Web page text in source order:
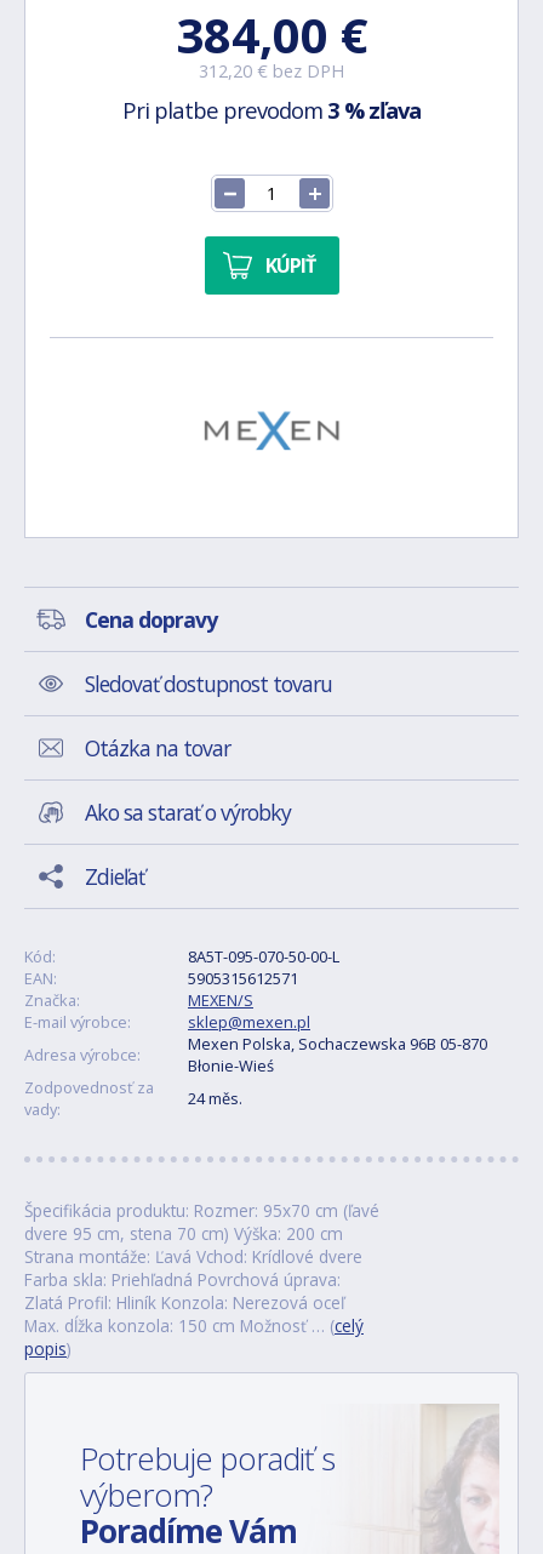
384,00 €
312,20 € bez DPH
Pri platbe prevodom 3 % zľava
KÚPIŤ
Cena dopravy
Sledovať dostupnost tovaru
Otázka na tovar
Ako sa starať o výrobky
Zdieľať
Kód:
8A5T-095-070-50-00-L
EAN:
5905315612571
Značka:
MEXEN/S
E-mail výrobce:
sklep@mexen.pl
Adresa výrobce:
Mexen Polska, Sochaczewska 96B 05-870
Błonie-Wieś
Zodpovednosť za
vady:
24 měs.
Špecifikácia produktu: Rozmer: 95x70 cm (ľavé
dvere 95 cm, stena 70 cm) Výška: 200 cm
Strana montáže: Ľavá Vchod: Krídlové dvere
Farba skla: Priehľadná Povrchová úprava:
Zlatá Profil: Hliník Konzola: Nerezová oceľ
Max. dĺžka konzola: 150 cm Možnosť … (celý
popis)
Potrebuje poradiť s
výberom?
Poradíme Vám